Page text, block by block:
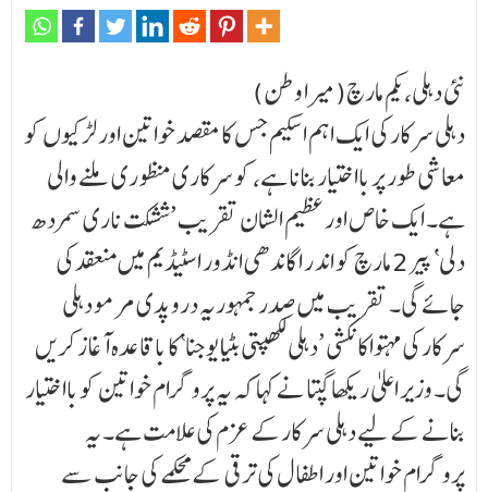
نئی دہلی، یکم مارچ(میرا وطن)
دہلی سرکار کی ایک اہم اسکیم جس کا مقصد خواتین اور لڑکیوں کو
معاشی طور پر بااختیار بنانا ہے، کو سرکاری منظوری ملنے والی
ہے۔ ایک خاص اور عظیم الشان تقریب ’ششکت ناری سمردھ
دلی‘ پیر 2 مارچ کو اند ر ا گاندھی انڈور اسٹیڈیم میں منعقد کی
جائے گی۔ تقریب میں صدر جمہوریہ دروپدی مرمو دہلی
سرکار کی مہتواکانکشی ’دہلی لکھپتی بٹیا یوجنا‘کا باقاعدہ آغاز کریں
گی۔ وزیر اعلیٰ ریکھا گپتا نے کہا کہ یہ پروگرام خواتین کو بااختیار
بنانے کے لیے دہلی سرکارکے عزم کی علامت ہے۔ یہ
پروگرام خواتین اور اطفال کی ترقی کے محکمے کی جانب سے